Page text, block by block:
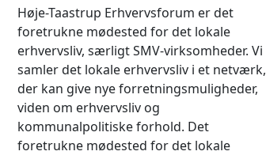
Høje-Taastrup Erhvervsforum er det
foretrukne mødested for det lokale
erhvervsliv, særligt SMV-virksomheder. Vi
samler det lokale erhvervsliv i et netværk,
der kan give nye forretningsmuligheder,
viden om erhvervsliv og
kommunalpolitiske forhold. Det
foretrukne mødested for det lokale